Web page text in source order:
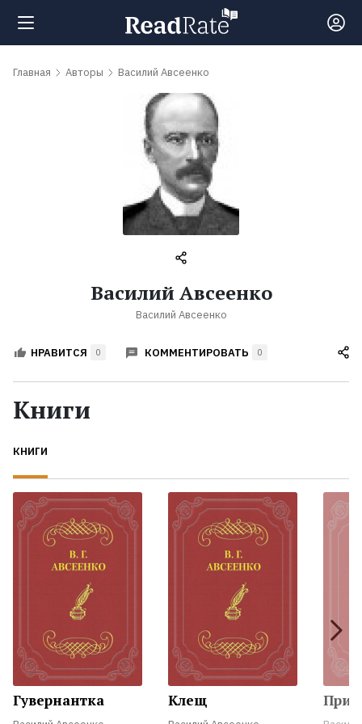
Поиск
обсуждаемые
Авторы
Жанры
Экранизации
Коллекции
Главная Авторы Василий Авсеенко
Василий Авсеенко
Василий Авсеенко
НРАВИТСЯ 0 КОММЕНТИРОВАТЬ 0
Книги
КНИГИ
Гувернантка Клещ При